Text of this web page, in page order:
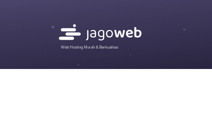
Web Hosting Murah & Berkualitas